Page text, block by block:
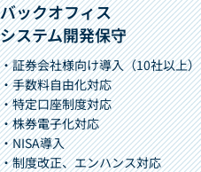
バックオフィス
システム開発保守
・証券会社様向け導入（10社以上）
・手数料自由化対応
・特定口座制度対応
・株券電子化対応
・NISA導入
・制度改正、エンハンス対応